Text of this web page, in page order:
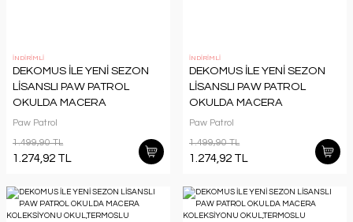
İNDİRİMLİ
DEKOMUS İLE YENİ SEZON
LİSANSLI PAW PATROL
OKULDA MACERA
KOLEKSİYONU TERMOSLU
Paw Patrol
1.499,90 TL
1.274,92 TL
İNDİRİMLİ
DEKOMUS İLE YENİ SEZON
LİSANSLI PAW PATROL
OKULDA MACERA
KOLEKSİYONU TERMOSLU
Paw Patrol
1.499,90 TL
1.274,92 TL